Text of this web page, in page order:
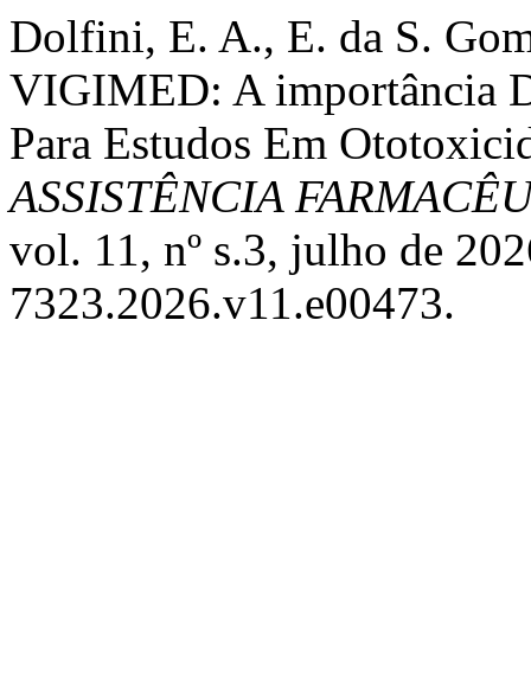
Dolfini, E. A., E. da S.
VIGIMED: A importância
Para Estudos Em
ASSISTÊNCIA
vol. 11, nº s.3, julho de
7323.2026.v11.e00473.